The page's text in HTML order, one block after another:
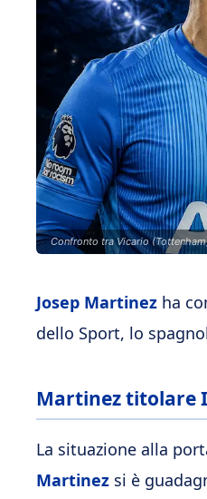
Confronto tra Vicario
Josep Martinez ha
dello Sport, lo
Martinez titolare
La situazione alla
Martinez si è